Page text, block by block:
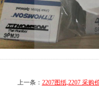
上一条： 2207图纸,2207 采购